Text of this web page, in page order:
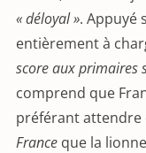
« déloyal ». Appuyé
entièrement à
score aux primaires
comprend que
préférant attendre
France que la